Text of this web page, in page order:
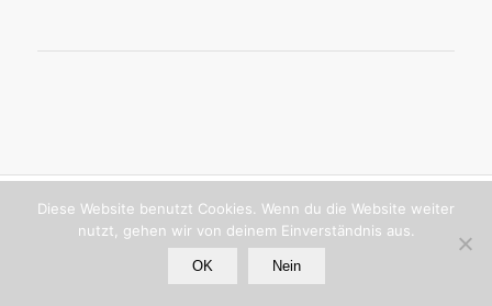
© copyright - bernd mey. architekt bda.
Diese Website benutzt Cookies. Wenn du die Website weiter
nutzt, gehen wir von deinem Einverständnis aus.
OK Nein